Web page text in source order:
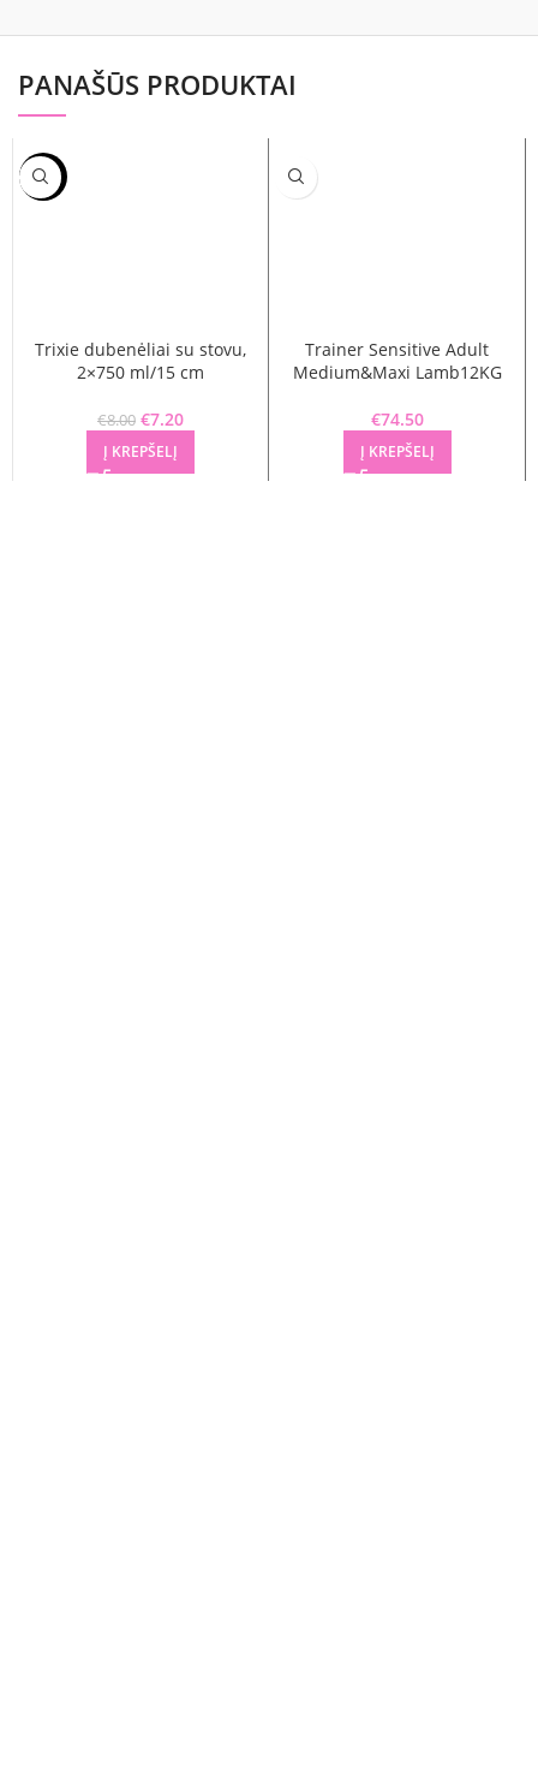
PANAŠŪS PRODUKTAI
-10%
Trixie dubenėliai su stovu,
2×750 ml/15 cm
€8.00 Original price was: €8.00.
€7.20
Į KREPŠELĮ
Trainer Sensitive Adult
Medium&Maxi Lamb12KG
€74.50
Į KREPŠELĮ